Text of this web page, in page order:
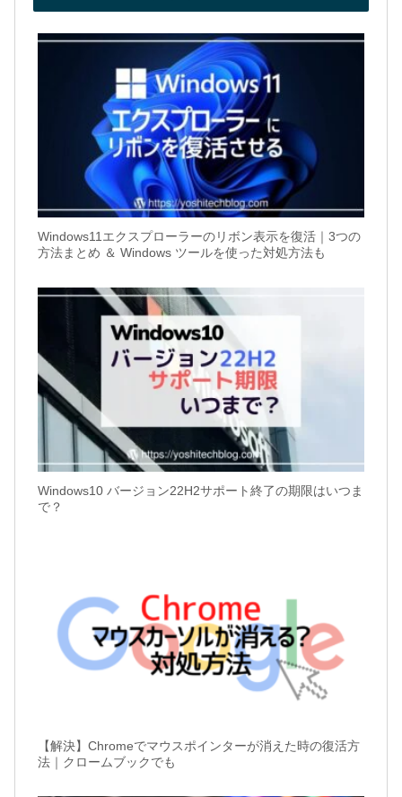
Windows11エクスプローラーのリボン表示を復活｜3つの
方法まとめ ＆ Windows ツールを使った対処方法も
Windows10 バージョン22H2サポート終了の期限はいつま
で？
【解決】Chromeでマウスポインターが消えた時の復活方
法｜クロームブックでも